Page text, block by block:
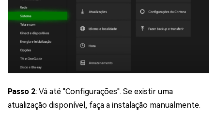
Passo 2: Vá até "Configurações". Se existir uma
atualização disponível, faça a instalação manualmente.